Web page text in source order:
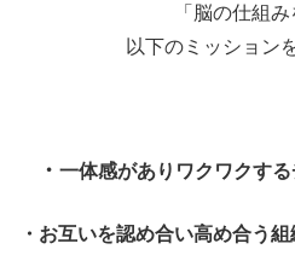
「脳の仕組み
以下のミッション
・ 一体感がありワクワクす
・お互いを認め合い高め合う